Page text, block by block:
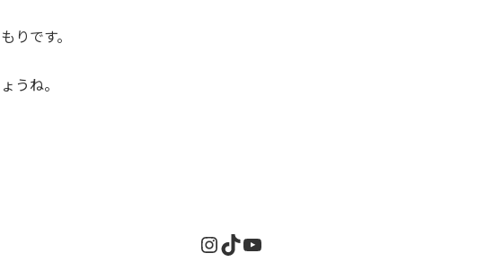
りです。
うね。
Instagram
TikTok
YouTube